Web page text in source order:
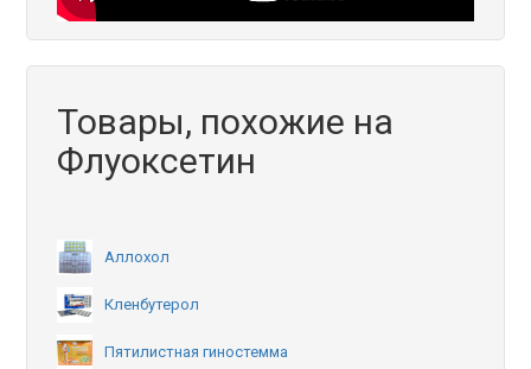
Товары, похожие на
Флуоксетин
Аллохол
Кленбутерол
Пятилистная гиностемма